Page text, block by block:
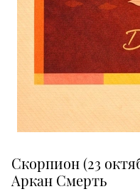
Скорпион (23
Аркан Смерть